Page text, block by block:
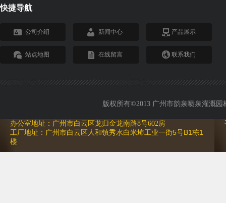
快捷导航
公司介绍 新闻中心 产品展示
站点地图 在线留言 联系我们
版权所有©2013 广州市韵泉喷泉灌溉
办公室地址：广州市白云区龙归金龙南路8号602房
工厂地址：广州市白云区人和镇秀水白米㘵工业一街5号B1栋1
楼